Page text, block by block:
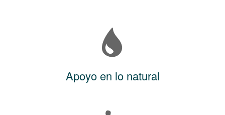
Apoyo en lo natural